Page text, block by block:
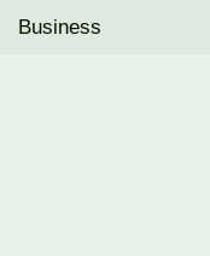
Business